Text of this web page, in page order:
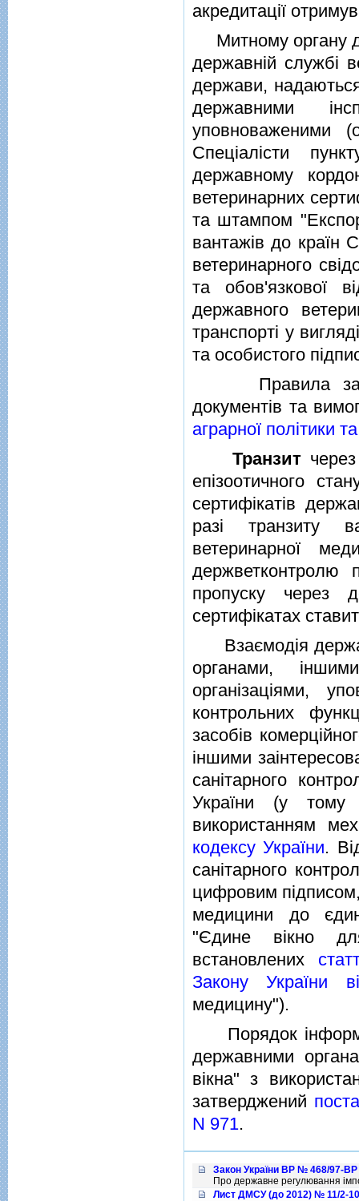
акредитацiї
Митному органу
державнiй службi
держави,
державними
уповноваженими
Спецiалiсти
державному
ветеринарних
та штампом
вантажiв до країн
ветеринарного
та обов'язкової
державного
транспортi у
та особистого
Правила
документiв та
аграрної полiтики
Транзит
епiзоотичного
сертифiкатiв
разi транзиту
ветеринарної
держветконтролю
пропуску через
сертифiкатах
Взаємодiя
органами,
органiзацiями,
контрольних
засобiв
iншими
санiтарного
України (у
використанням
кодексу України.
санiтарного
цифровим пiдписом,
медицини до
"Єдине вiкно
встановлених
Закону України
медицину").
Порядок
державними
вiкна" з
затверджений
N 971.
Закон України ВР № 468/97-ВР
Про державне регулювання
Лист ДМСУ (до 2012) № 11/2-